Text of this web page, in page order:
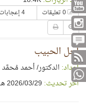
4 إعجابات
أجل الحبيب
إعداد: الدكتور/ أحمد مُحمَّد
آخر تحديث: 29‏/03‏/2026 هـ 11-10-1447